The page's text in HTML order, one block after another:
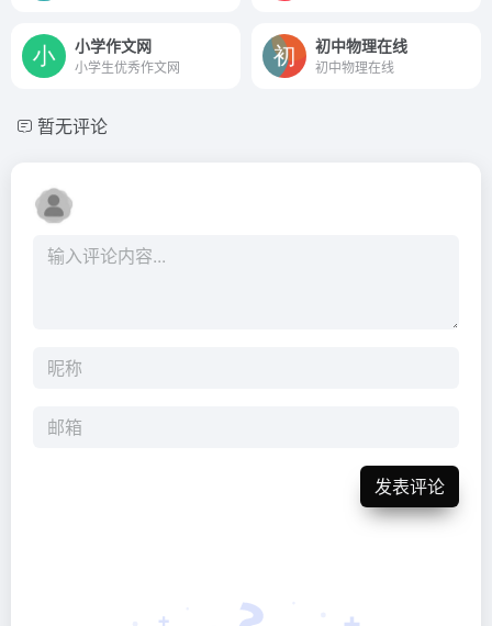
小学作文网
小学生优秀作文网
初中物理在线
初中物理在线
暂无评论
发表评论